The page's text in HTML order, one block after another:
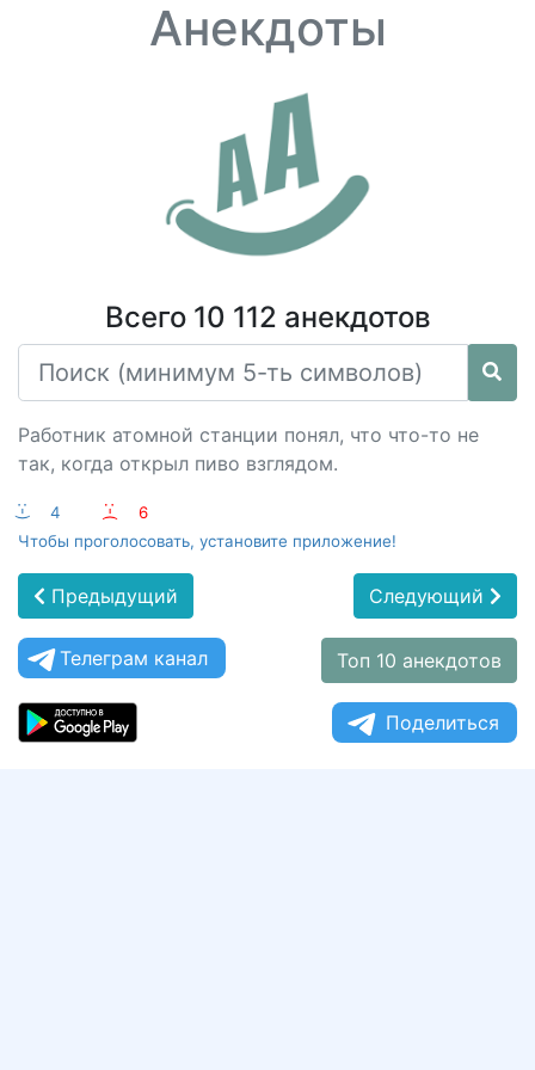
Анекдоты
Всего 10 112 анекдотов
Работник атомной станции понял, что что-то не
так, когда открыл пиво взглядом.
:-) 4 :-(
6
Чтобы проголосовать, установите приложение!
Предыдущий Следующий
Телеграм канал Топ 10 анекдотов
Поделиться